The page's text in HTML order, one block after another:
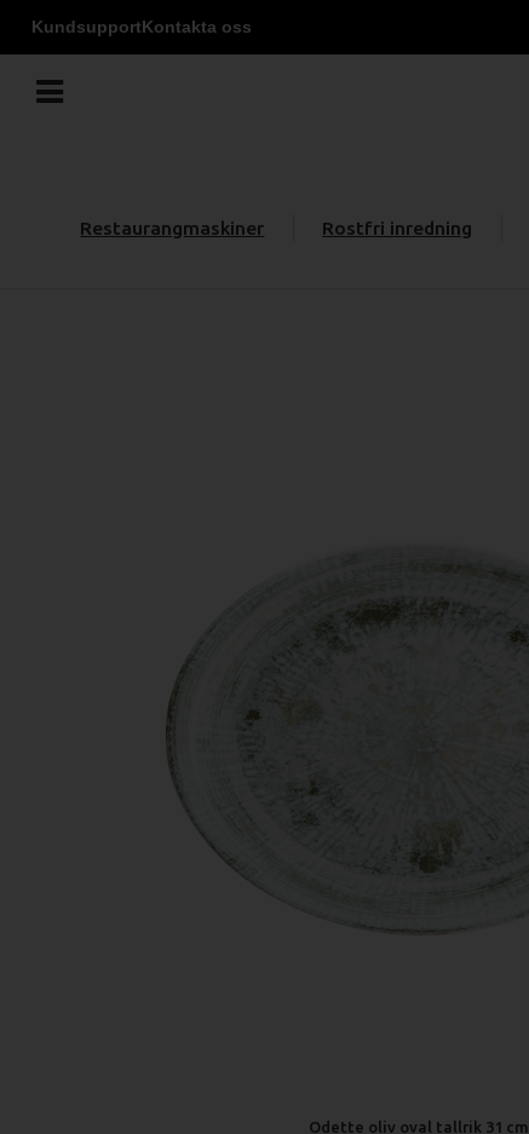
KundsupportKontakta oss
Restaurangmaskiner Rostfri inredning
Odette oliv oval tallrik 31 cm